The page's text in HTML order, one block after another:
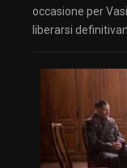
occasione per
liberarsi